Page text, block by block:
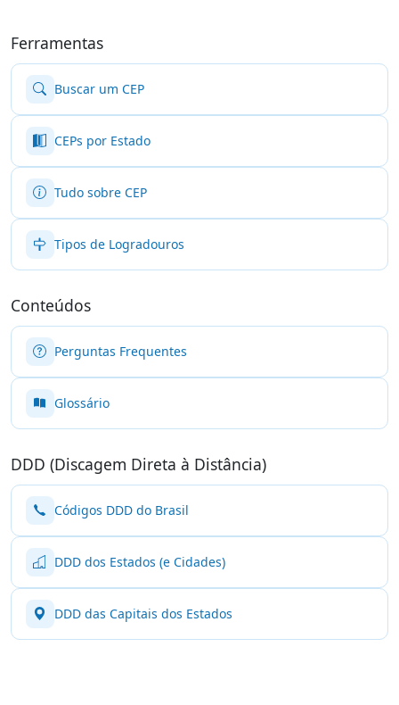
Ferramentas
Buscar um CEP
CEPs por Estado
Tudo sobre CEP
Tipos de Logradouros
Conteúdos
Perguntas Frequentes
Glossário
DDD (Discagem Direta à Distância)
Códigos DDD do Brasil
DDD dos Estados (e Cidades)
DDD das Capitais dos Estados